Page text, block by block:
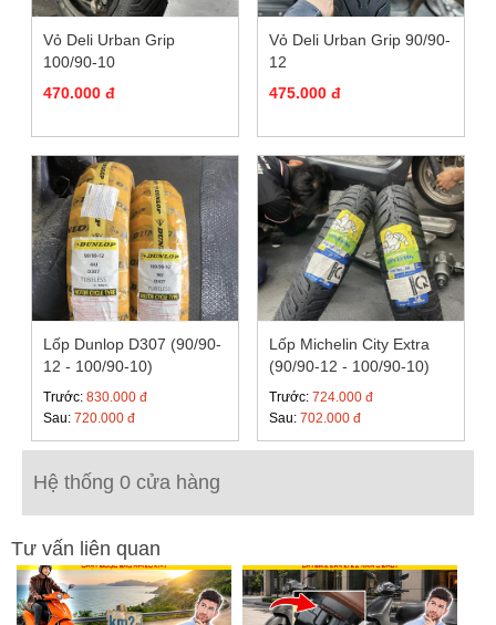
Vỏ Deli Urban Grip
100/90-10
470.000 đ
Vỏ Deli Urban Grip 90/90-
12
475.000 đ
Lốp Dunlop D307 (90/90-
12 - 100/90-10)
Trước: 830.000 đ
Sau: 720.000 đ
Lốp Michelin City Extra
(90/90-12 - 100/90-10)
Trước: 724.000 đ
Sau: 702.000 đ
Hệ thống 0 cửa hàng
Tư vấn liên quan